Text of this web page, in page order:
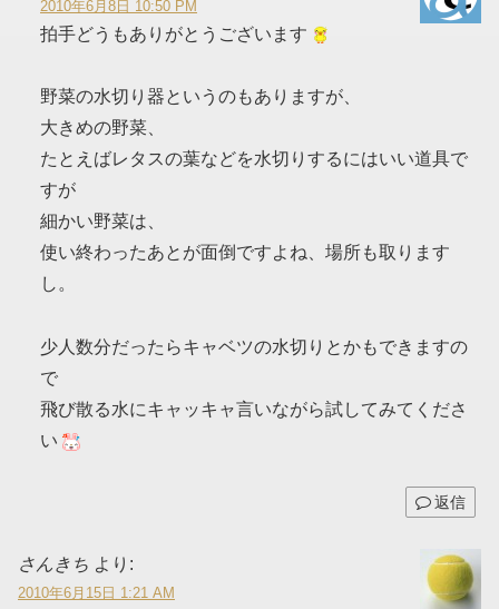
2010年6月8日 10:50 PM
拍手どうもありがとうございます
野菜の水切り器というのもありますが、
大きめの野菜、
たとえばレタスの葉などを水切りするにはいい道具で
すが
細かい野菜は、
使い終わったあとが面倒ですよね、場所も取ります
し。
少人数分だったらキャベツの水切りとかもできますの
で
飛び散る水にキャッキャ言いながら試してみてくださ
い
返信
さんきち より:
2010年6月15日 1:21 AM